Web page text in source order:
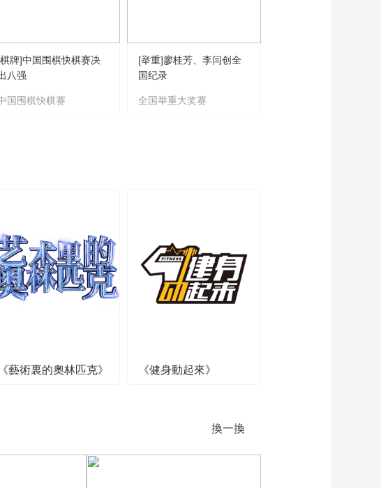
牌]中国围棋快棋赛决
八强
国围棋快棋赛
[举重]廖桂芳、李闫创全
国纪录
全国举重大奖赛
《藝術裏的奧林匹克》 《健身動起來》
換一換